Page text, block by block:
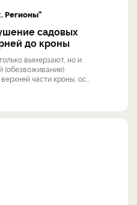
Регионы"
садовых
до кроны
вымерзают, но и
(обезвоживание)
части кроны, ос...